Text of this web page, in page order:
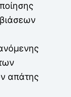
απάτης